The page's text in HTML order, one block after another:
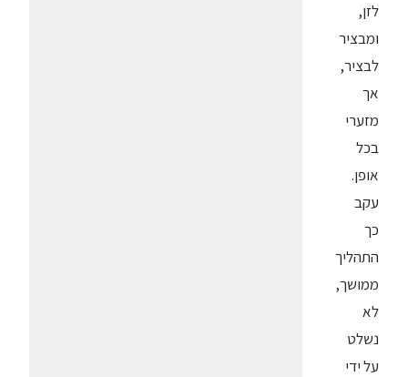
לזן,
ומבציר
לבציר,
אך
מזערי
בכל
אופן.
עקב
כך
התהליך
ממושך,
לא
נשלט
על ידי